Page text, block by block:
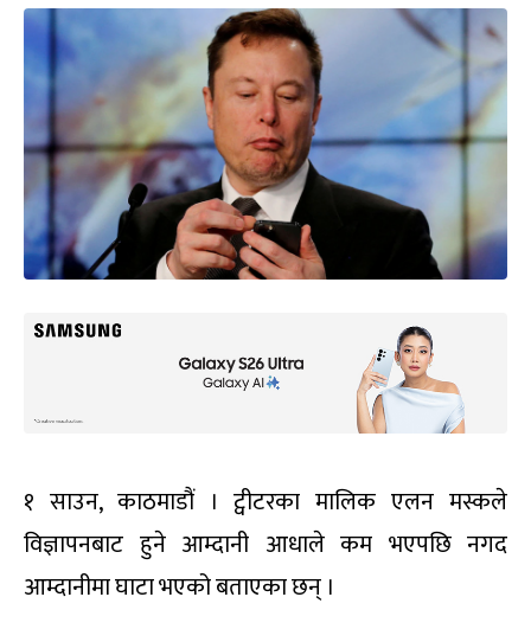
१ साउन, काठमाडौं । ट्वीटरका मालिक एलन मस्कले
विज्ञापनबाट हुने आम्दानी आधाले कम भएपछि नगद
आम्दानीमा घाटा भएको बताएका छन् ।